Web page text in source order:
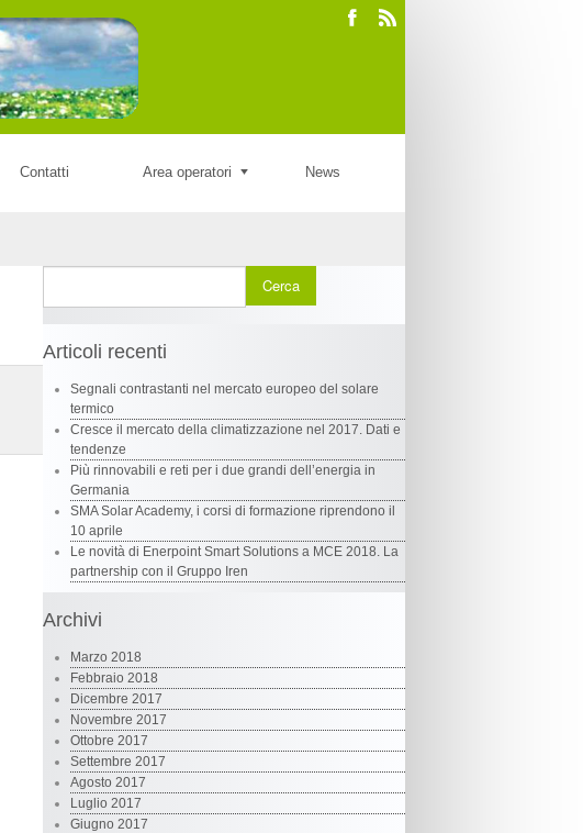
Contatti Area operatori News
Articoli recenti
Segnali contrastanti nel mercato europeo del solare
termico
Cresce il mercato della climatizzazione nel 2017. Dati e
tendenze
Più rinnovabili e reti per i due grandi dell’energia in
Germania
SMA Solar Academy, i corsi di formazione riprendono il
10 aprile
Le novità di Enerpoint Smart Solutions a MCE 2018. La
partnership con il Gruppo Iren
Archivi
Marzo 2018
Febbraio 2018
Dicembre 2017
Novembre 2017
Ottobre 2017
Settembre 2017
Agosto 2017
Luglio 2017
Giugno 2017